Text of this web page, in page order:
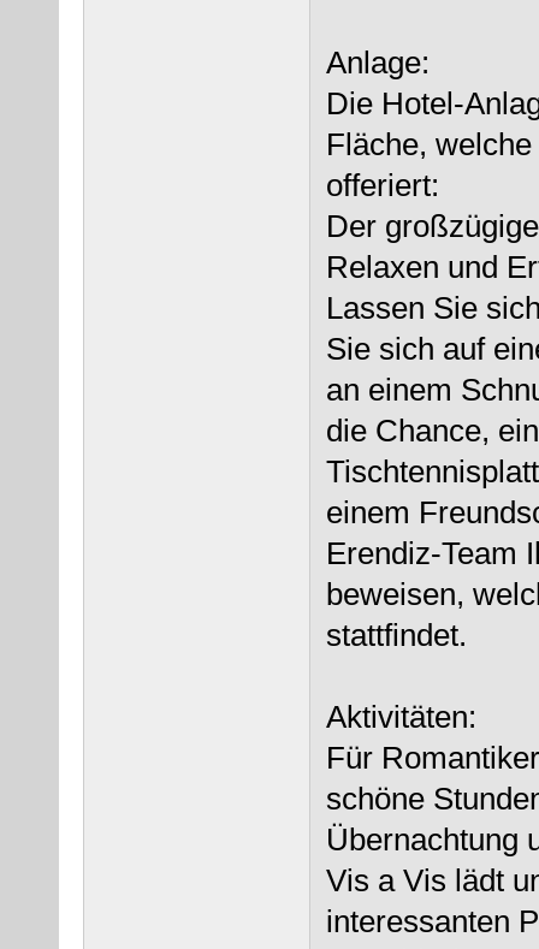
Anlage:
Die Hotel-
Fläche,
offeriert:
Der
Relaxen und
Lassen Sie
Sie sich auf
an einem
die Chance,
einem
Erendiz-Team
beweisen,
stattfindet.
Aktivitäten:
Für
schöne
Übernachtung
Vis a Vis lädt
interessanten